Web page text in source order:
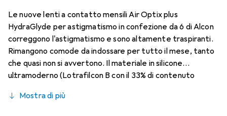
Le nuove lenti a contatto mensili Air Optix plus
HydraGlyde per astigmatismo in confezione da 6 di Alcon
correggono l'astigmatismo e sono altamente traspiranti.
Rimangono comode da indossare per tutto il mese, tanto
che quasi non si avvertono. Il materiale in silicone
ultramoderno (Lotrafilcon B con il 33% di contenuto
Moisture Matrix e la nota tecnologia SmartShield,
Mostra di più